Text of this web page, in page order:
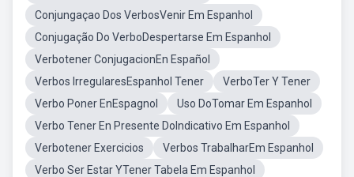
Conjungaçao Dos VerbosVenir Em Espanhol
Conjugação Do VerboDespertarse Em Espanhol
Verbotener ConjugacionEn Español
Verbos IrregularesEspanhol Tener
VerboTer Y Tener
Verbo Poner EnEspagnol
Uso DoTomar Em Espanhol
Verbo Tener En Presente DoIndicativo Em Espanhol
Verbotener Exercicios
Verbos TrabalharEm Espanhol
Verbo Ser Estar YTener Tabela Em Espanhol